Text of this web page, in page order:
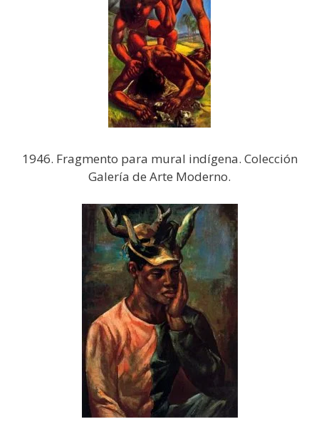
1946. Fragmento para mural indígena. Colección
Galería de Arte Moderno.